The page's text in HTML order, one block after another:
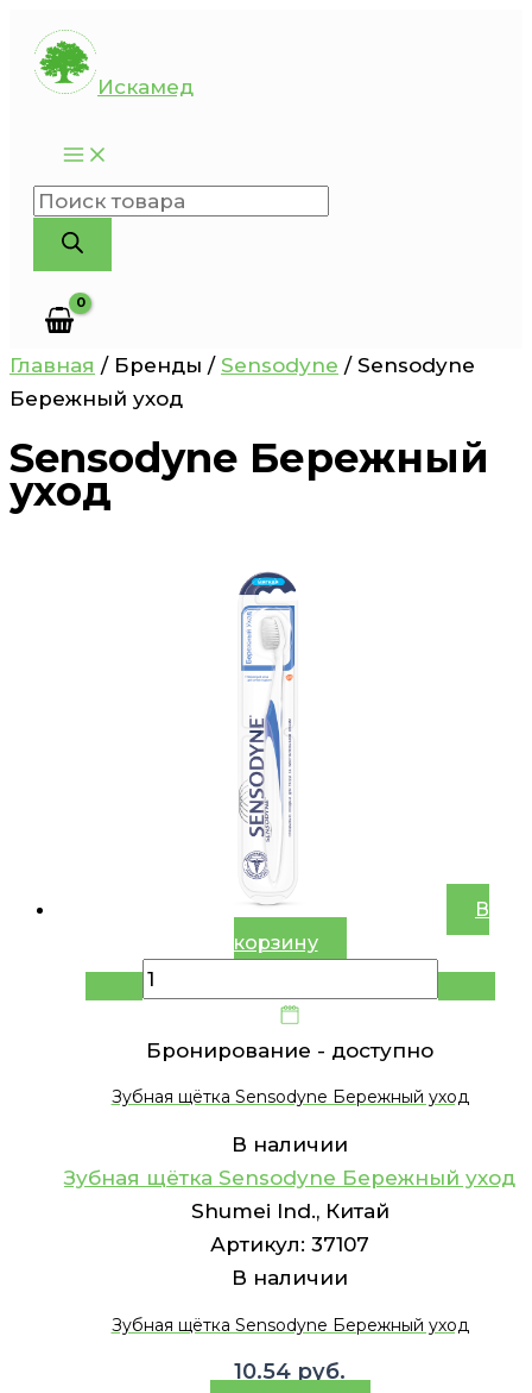
Перейти
содержимому
Искамед
Поиск
товаров
Главная / Бренды / Sensodyne / Sensodyne
Бережный уход
Sensodyne Бережный
уход
В
корзину
Бронирование - доступно
Зубная щётка Sensodyne Бережный уход
В наличии
Зубная щётка Sensodyne Бережный уход
Shumei Ind., Китай
Артикул: 37107
В наличии
Зубная щётка Sensodyne Бережный уход
10.54 руб.